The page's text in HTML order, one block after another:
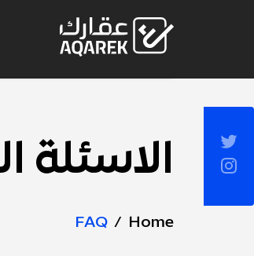
Page
الاسئلة
Home
FAQ
Social